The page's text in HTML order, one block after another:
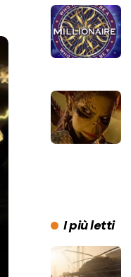
I più letti